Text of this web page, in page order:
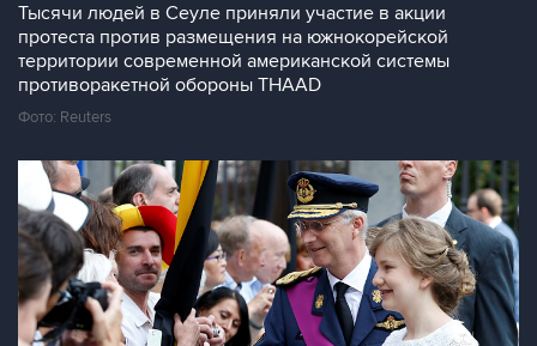
Тысячи людей в Сеуле приняли участие в акции
протеста против размещения на южнокорейской
территории современной американской системы
противоракетной обороны THAAD
Фото: Reuters